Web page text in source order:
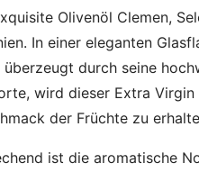
Olivenöl Clemen,
In einer eleganten
überzeugt durch seine
wird dieser Extra
der Früchte zu
ist die aromatische